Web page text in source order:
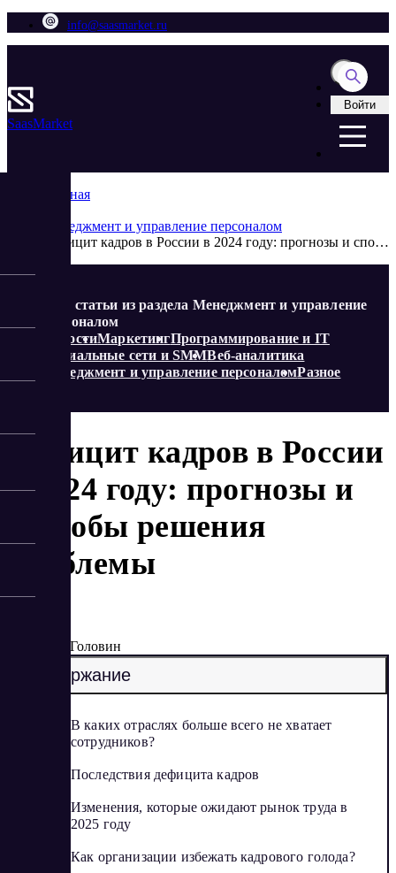
info@saasmarket.ru
SaasMarket
Войти
Главная
Менеджмент и управление персоналом
Дефицит кадров в России в 2024 году: прогнозы и способы решения проблемы
Еще статьи из раздела Менеджмент и управление
персоналом
НовостиМаркетингПрограммирование и IT
Социальные сети и SMMВеб-аналитика
Менеджмент и управление персоналомРазное
Дефицит кадров в России
в 2024 году: прогнозы и
способы решения
проблемы
Артур Головин
Содержание
В каких отраслях больше всего не хватает
сотрудников?
Последствия дефицита кадров
Изменения, которые ожидают рынок труда в
2025 году
Как организации избежать кадрового голода?